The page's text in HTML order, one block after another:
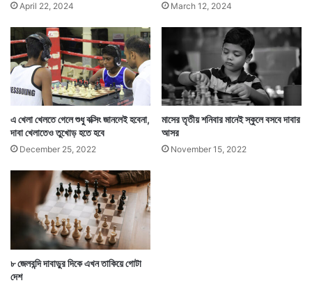
ফাইনালে প্রথম ২টি ক্লাসিক্যাল ম্যাচই ড্র হওয়ার পর
টাইব্রেকারে গড়ায় ম্যাচের ভাগ্য। সেখানে ব়্যাপিড চেস খেলা
হয়। যে ব়্যাপিড চেসে কোনেরু হাম্পিকে সেরা হিসাবেই ধরা হয়।
ফলে টাইব্রেকারেও হাম্পির দিকেই ম্যাচ ঝুঁকে ছিল।
April 22, 2024 March 12, 2024
এ খেলা খেলতে গেলে শুধু বক্সিং জানলেই হবেনা,
দাবা খেলাতেও তুখোড় হতে হবে
December 25, 2022
মাসের তৃতীয় শনিবার মানেই স্কুলে বসবে দাবার
আসর
November 15, 2022
৮ জেলবন্দি দাবাড়ুর দিকে এখন তাকিয়ে গোটা
দেশ